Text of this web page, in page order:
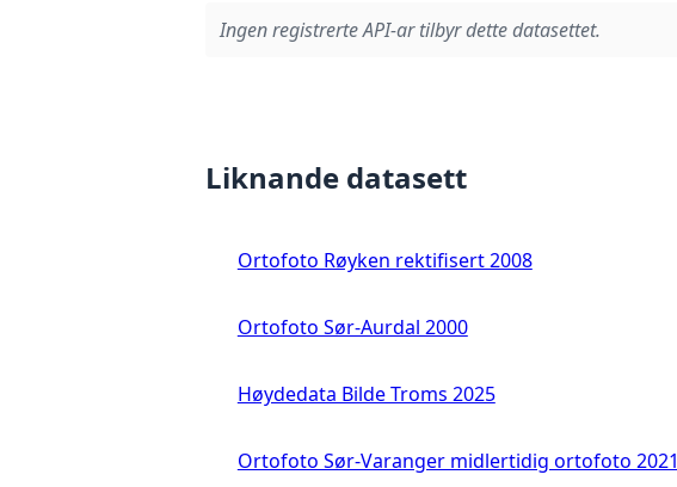
Ingen registrerte API-ar tilbyr dette datasettet.
Liknande datasett
Ortofoto Røyken rektifisert 2008
Ortofoto Sør-Aurdal 2000
Høydedata Bilde Troms 2025
Ortofoto Sør-Varanger midlertidig ortofoto 2021